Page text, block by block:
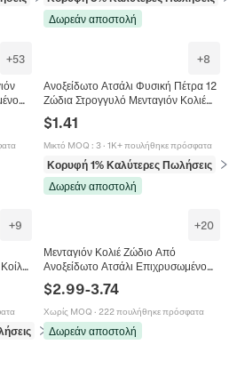
Δωρεάν αποστολή
+53 +8
Ανοξείδωτο Ατσάλι Φυσική Πέτρα 12
Ζώδια Στρογγυλό Μενταγιόν Κολιέ
για Γυναίκες Εξατομικευμένο Δώρο
Κοσμήματα
$1.41
Μικτό MOQ : 3· 1K+ πουλήθηκε πρόσφατα
Κορυφή 1% Καλύτερες Πωλήσεις
σε
Δωρεάν αποστολή
+9
σε Κολιέ
+20
Μενταγιόν Κολιέ Ζώδιο Από
Ανοξείδωτο Ατσάλι Επιχρυσωμένο
Ορθογώνιο Ανάγλυφο Στυλ Ταρώ Για
Γυναίκες
$2.99-3.74
Χωρίς MOQ · 222 πουλήθηκε πρόσφατα
Δωρεάν αποστολή